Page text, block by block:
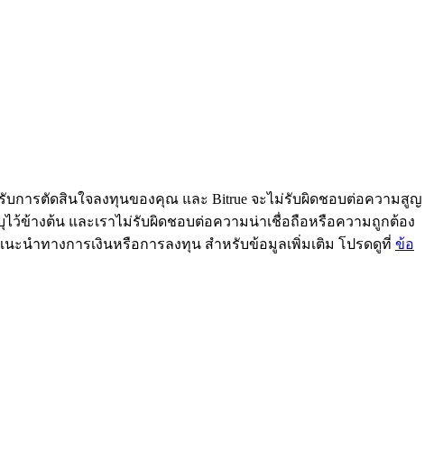
บการตัดสินใจลงทุนของคุณ และ Bitrue จะไม่รับผิดชอบต่อความสูญ
ข้างต้น และเราไม่รับผิดชอบต่อความน่าเชื่อถือหรือความถูกต้อง
นำทางการเงินหรือการลงทุน สำหรับข้อมูลเพิ่มเติม โปรดดูที่ ข้อ